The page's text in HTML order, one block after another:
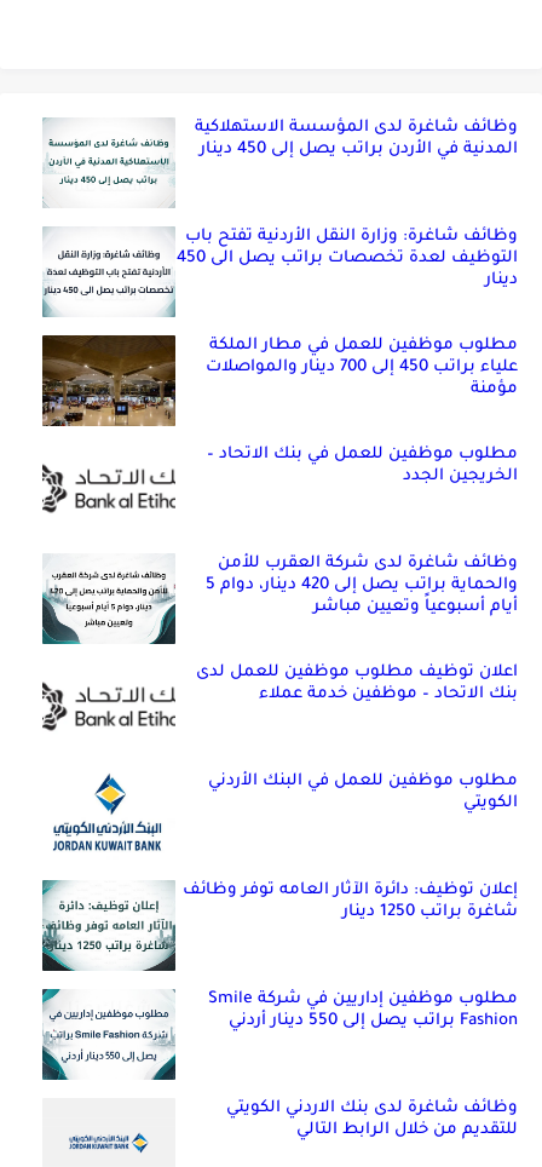
وظائف شاغرة لدى المؤسسة الاستهلاكية
المدنية في الأردن براتب يصل إلى 450 دينار
وظائف شاغرة: وزارة النقل الأردنية تفتح باب
التوظيف لعدة تخصصات براتب يصل الى 450
دينار
مطلوب موظفين للعمل في مطار الملكة
علياء براتب 450 إلى 700 دينار والمواصلات
مؤمنة
مطلوب موظفين للعمل في بنك الاتحاد –
الخريجين الجدد
وظائف شاغرة لدى شركة العقرب للأمن
والحماية براتب يصل إلى 420 دينار، دوام 5
أيام أسبوعياً وتعيين مباشر
اعلان توظيف مطلوب موظفين للعمل لدى
بنك الاتحاد – موظفين خدمة عملاء
مطلوب موظفين للعمل في البنك الأردني
الكويتي
إعلان توظيف: دائرة الآثار العامه توفر وظائف
شاغرة براتب 1250 دينار
مطلوب موظفين إداريين في شركة Smile
Fashion براتب يصل إلى 550 دينار أردني
وظائف شاغرة لدى بنك الاردني الكويتي
للتقديم من خلال الرابط التالي